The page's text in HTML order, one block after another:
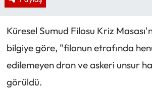
Küresel Sumud Filosu Kriz
bilgiye göre, "filonun etrafında
edilemeyen dron ve askeri unsur
görüldü.